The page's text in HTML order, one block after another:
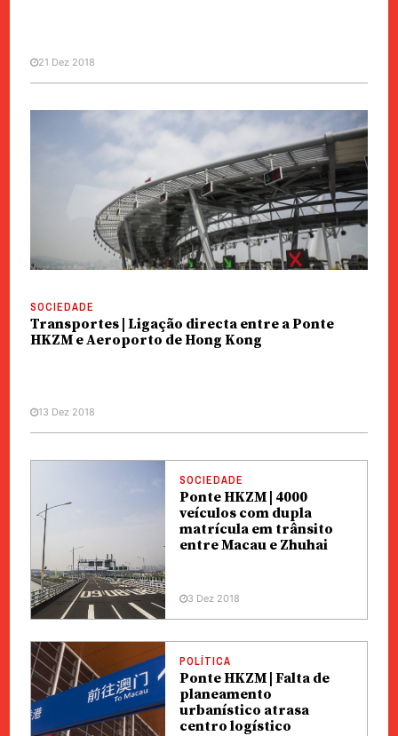
21 Dez 2018
SOCIEDADE
Transportes | Ligação directa entre a Ponte
HKZM e Aeroporto de Hong Kong
13 Dez 2018
SOCIEDADE
Ponte HKZM | 4000
veículos com dupla
matrícula em trânsito
entre Macau e Zhuhai
3 Dez 2018
POLÍTICA
Ponte HKZM | Falta de
planeamento
urbanístico atrasa
centro logístico